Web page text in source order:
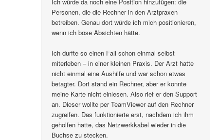
Personen, die die Rechner in den Arztpraxen
betreiben. Genau dort würde ich mich positionieren,
wenn ich böse Absichten hätte.
Ich durfte so einen Fall schon einmal selbst
miterleben – in einer kleinen Praxis. Der Arzt hatte
nicht einmal eine Aushilfe und war schon etwas
betagter. Dort stand ein Rechner, aber er konnte
meine Karte nicht einlesen. Also rief er den Support
an. Dieser wollte per TeamViewer auf den Rechner
zugreifen. Das funktionierte erst, nachdem ich ihm
geholfen hatte, das Netzwerkkabel wieder in die
Buchse zu stecken.